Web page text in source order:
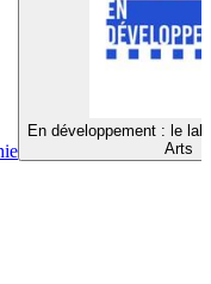
En développement : le
Arts